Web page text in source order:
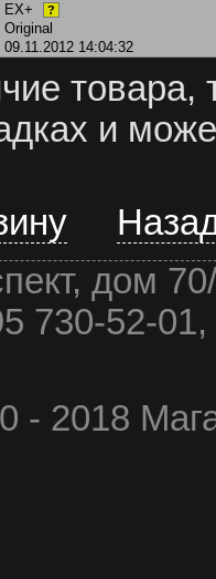
EX+ ?
Original
09.11.2012 14:04:32
товара,
и
дом
730-52-
- 2018